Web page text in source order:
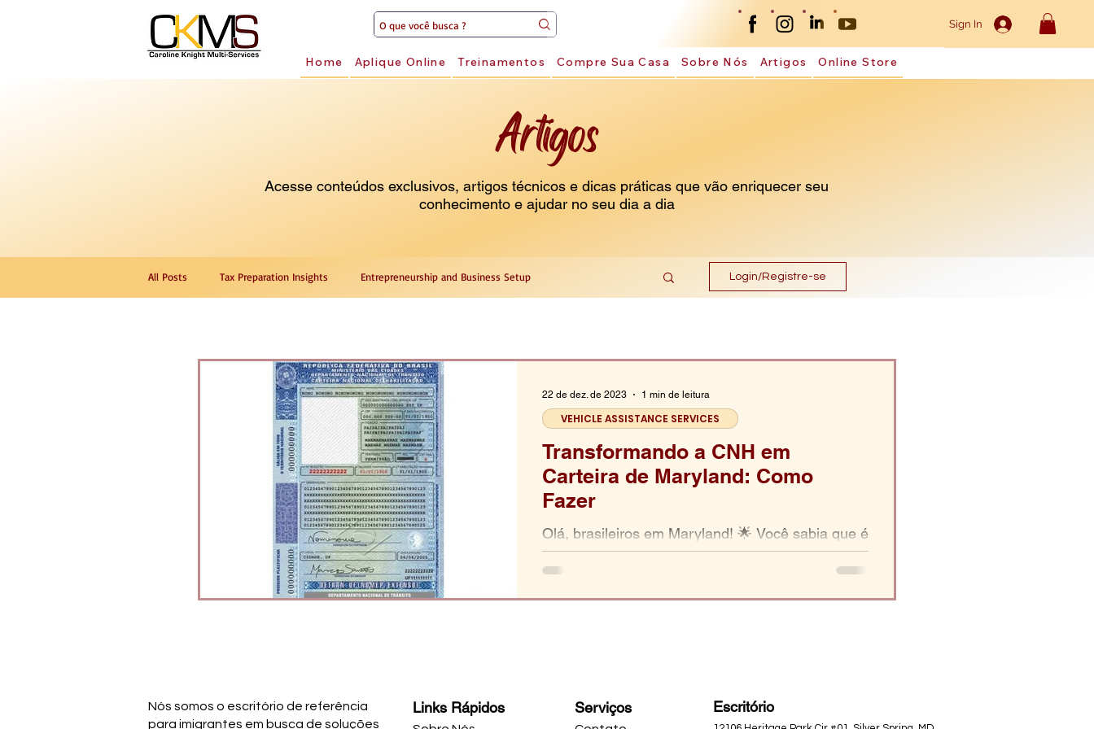
Sign In
Home Aplique Online Treinamentos Compre Sua Casa Sobre Nós Artigos Online Store
Artigos
Acesse conteúdos exclusivos, artigos técnicos e dicas práticas que vão enriquecer seu
conhecimento e ajudar no seu dia a dia
All Posts Tax Preparation Insights Entrepreneurship and Business Setup
Financial Planning and Efficiency
Login/Registre-se
Transformando a CNH em
Carteira de Maryland: Como
Fazer
Olá, brasileiros em Maryland! 🌟 Você sabia que é
possível transformar sua CNH brasileira em uma
carteira de motorista de Maryland? Aqui...
VEHICLE ASSISTANCE SERVICES
22 de dez. de 2023 1 min de leitura
Nós somos o escritório de referência
para imigrantes em busca de soluções
Links Rápidos Serviços Escritório